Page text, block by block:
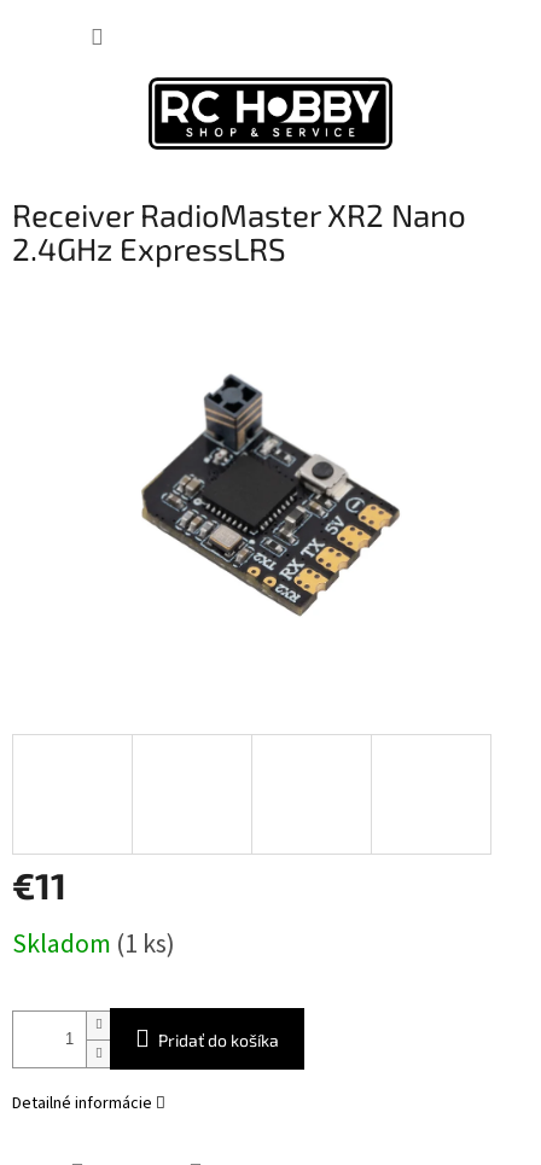
Receiver RadioMaster XR2 Nano
2.4GHz ExpressLRS
€11
cena:
Skladom (1 ks)
Pridať do košíka
Detailné informácie